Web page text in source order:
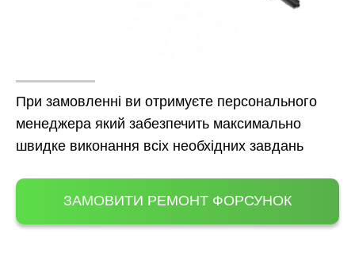
При замовленні ви отримуєте персонального
менеджера який забезпечить максимально
швидке виконання всіх необхідних завдань
ЗАМОВИТИ РЕМОНТ ФОРСУНОК